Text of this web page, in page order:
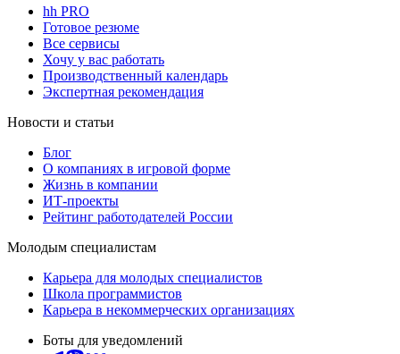
hh PRO
Готовое резюме
Все сервисы
Хочу у вас работать
Производственный календарь
Экспертная рекомендация
Новости и статьи
Блог
О компаниях в игровой форме
Жизнь в компании
ИТ-проекты
Рейтинг работодателей России
Молодым специалистам
Карьера для молодых специалистов
Школа программистов
Карьера в некоммерческих организациях
Боты для уведомлений